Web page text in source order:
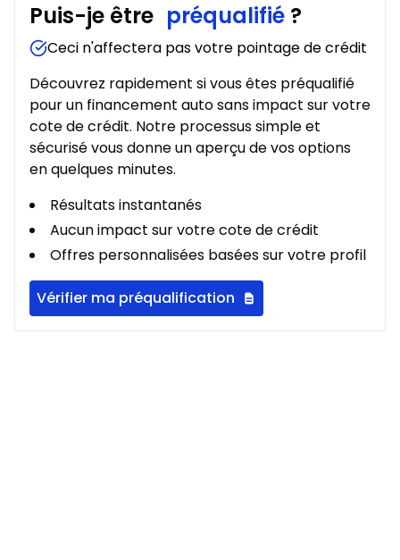
Puis-je être préqualifié ?
Ceci n'affectera pas votre pointage de crédit
Découvrez rapidement si vous êtes préqualifié
pour un financement auto sans impact sur votre
cote de crédit. Notre processus simple et
sécurisé vous donne un aperçu de vos options
en quelques minutes.
Résultats instantanés
Aucun impact sur votre cote de crédit
Offres personnalisées basées sur votre profil
Vérifier ma préqualification